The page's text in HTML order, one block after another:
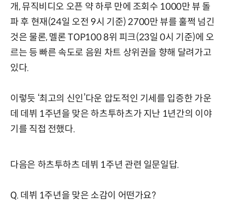
개, 뮤직비디오 오픈 약 하루 만에 조회수 1000만 뷰 돌
파 후 현재(24일 오전 9시 기준) 2700만 뷰를 훌쩍 넘긴
것은 물론, 멜론 TOP100 8위 피크(23일 0시 기준)에 오
르는 등 빠른 속도로 음원 차트 상위권을 향해 달려가고
있다.
이렇듯 ‘최고의 신인’다운 압도적인 기세를 입증한 가운
데 데뷔 1주년을 맞은 하츠투하츠가 지난 1년간의 이야
기를 직접 전했다.
다음은 하츠투하츠 데뷔 1주년 관련 일문일답.
Q. 데뷔 1주년을 맞은 소감이 어떤가요?